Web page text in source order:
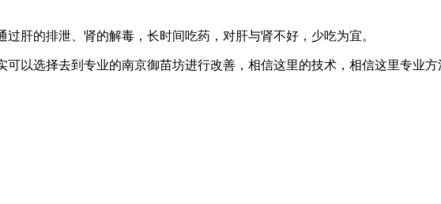
肝的排泄、肾的解毒，长时间吃药，对肝与肾不好，少吃为宜。
以选择去到专业的南京御苗坊进行改善，相信这里的技术，相信这里专业